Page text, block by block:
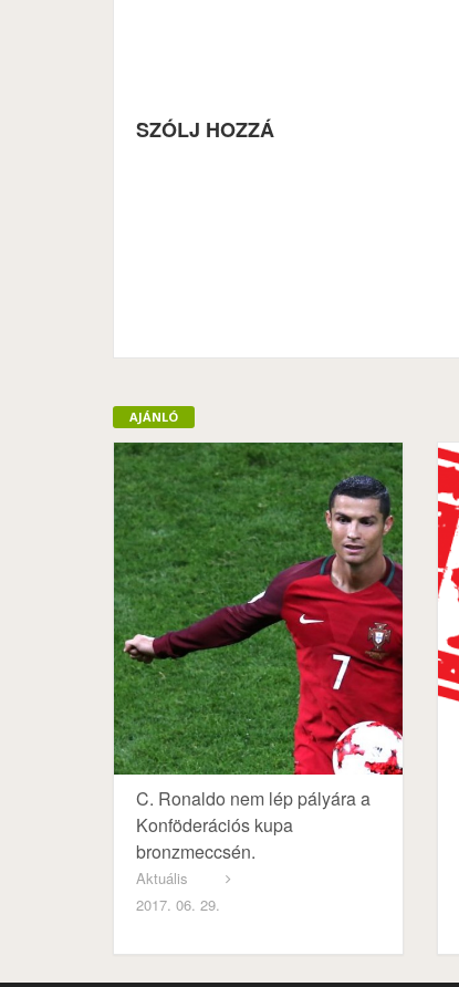
SZÓLJ HOZZÁ
AJÁNLÓ
C. Ronaldo nem lép pályára a
Konföderációs kupa
bronzmeccsén.
Aktuális
2017. 06. 29.